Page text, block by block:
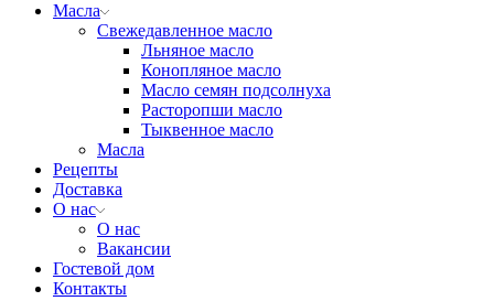
Масла
Свежедавленное масло
Льняное масло
Конопляное масло
Масло семян подсолнуха
Расторопши масло
Тыквенное масло
Масла
Рецепты
Доставка
О нас
О нас
Вакансии
Гостевой дом
Контакты